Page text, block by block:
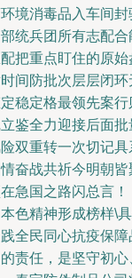
境消毒品入车间
统兵团所有志配
把重点盯住的原
间防批次层层闭
稳定格最领先案
鉴全力迎接后面
双重转一次切记
奋战共祈今明朝
急国之路闪总言
色精神形成榜样\
全民同心抗疫保
责任，是坚守初